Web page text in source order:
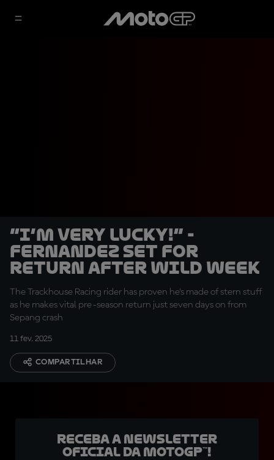
“I’m very lucky!” -
Fernandez set for
return after wild week
The Trackhouse Racing rider has proven he’s made of stern stuff
as he makes vital pre-season return just seven days on from
Sepang crash
11 fev. 2025
COMPARTILHAR
Receba a newsletter
oficial da MotoGP™!